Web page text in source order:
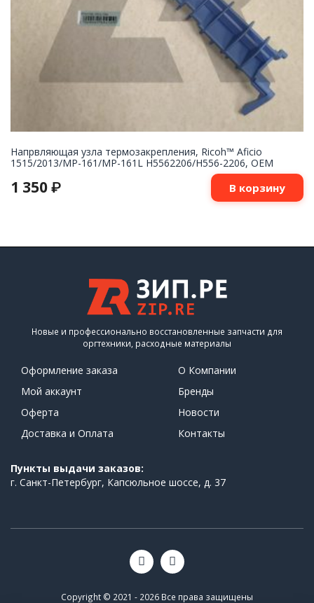
Напрвляющая узла термозакрепления, Ricoh™ Aficio
1515/2013/MP-161/MP-161L H5562206/H556-2206, OEM
1 350 ₽ В корзину
Новые и профессионально восстановленные запчасти для
оргтехники, расходные материалы
Оформление заказа
Мой аккаунт
Оферта
Доставка и Оплата
О Компании
Бренды
Новости
Контакты
Пункты выдачи заказов:
г. Санкт-Петербург, Капсюльное шоссе, д. 37
Copyright © 2021 - 2026 Все права защищены